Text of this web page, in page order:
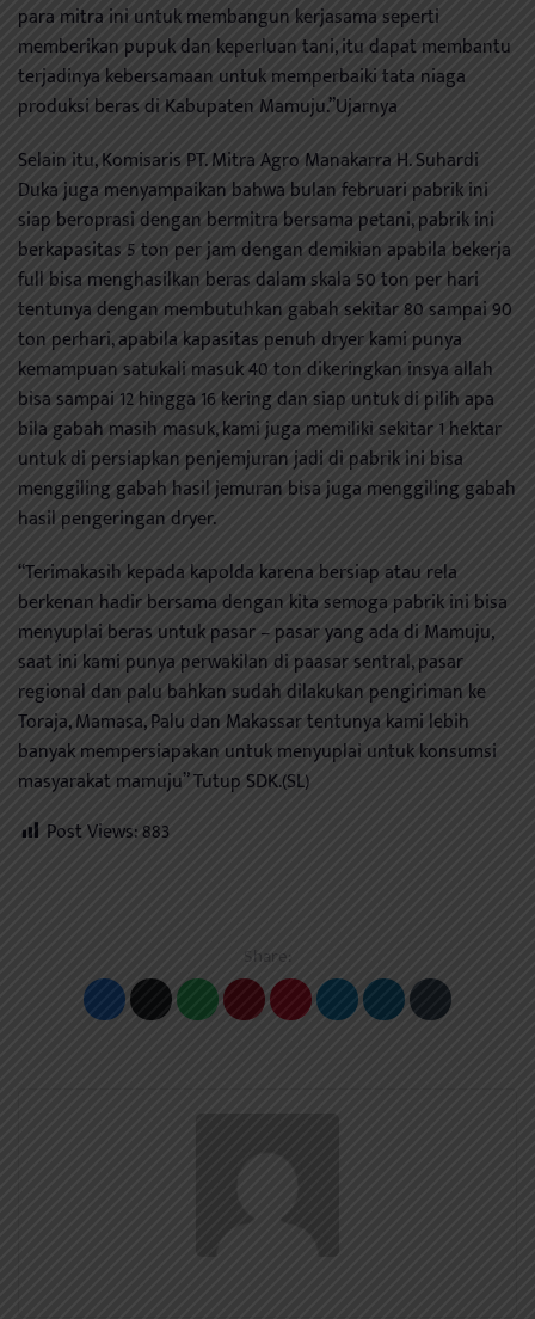
para mitra ini untuk membangun kerjasama seperti
memberikan pupuk dan keperluan tani, itu dapat membantu
terjadinya kebersamaan untuk memperbaiki tata niaga
produksi beras di Kabupaten Mamuju.”Ujarnya
Selain itu, Komisaris PT. Mitra Agro Manakarra H. Suhardi
Duka juga menyampaikan bahwa bulan februari pabrik ini
siap beroprasi dengan bermitra bersama petani, pabrik ini
berkapasitas 5 ton per jam dengan demikian apabila bekerja
full bisa menghasilkan beras dalam skala 50 ton per hari
tentunya dengan membutuhkan gabah sekitar 80 sampai 90
ton perhari, apabila kapasitas penuh dryer kami punya
kemampuan satukali masuk 40 ton dikeringkan insya allah
bisa sampai 12 hingga 16 kering dan siap untuk di pilih apa
bila gabah masih masuk, kami juga memiliki sekitar 1 hektar
untuk di persiapkan penjemjuran jadi di pabrik ini bisa
menggiling gabah hasil jemuran bisa juga menggiling gabah
hasil pengeringan dryer.
“Terimakasih kepada kapolda karena bersiap atau rela
berkenan hadir bersama dengan kita semoga pabrik ini bisa
menyuplai beras untuk pasar – pasar yang ada di Mamuju,
saat ini kami punya perwakilan di paasar sentral, pasar
regional dan palu bahkan sudah dilakukan pengiriman ke
Toraja, Mamasa, Palu dan Makassar tentunya kami lebih
banyak mempersiapakan untuk menyuplai untuk konsumsi
masyarakat mamuju” Tutup SDK.(SL)
Post Views:883
Share: